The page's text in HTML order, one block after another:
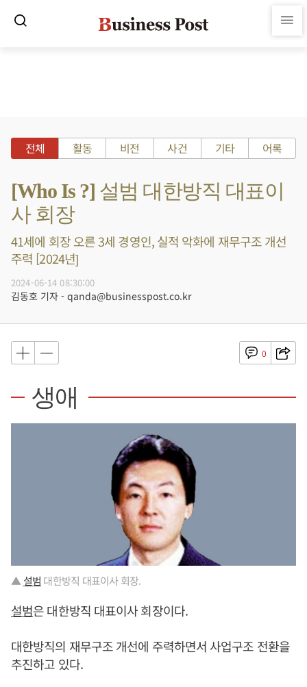
전체 활동 비전 사건 기타 어록
[Who Is ?] 설범 대한방직 대표이
사 회장
41세에 회장 오른 3세 경영인, 실적 악화에 재무구조 개선
주력 [2024년]
2024-06-14 08:30:00
김동호 기자 - qanda@businesspost.co.kr
0
생애
▲ 설범 대한방직 대표이사 회장.
설범은 대한방직 대표이사 회장이다.
대한방직의 재무구조 개선에 주력하면서 사업구조 전환을
추진하고 있다.